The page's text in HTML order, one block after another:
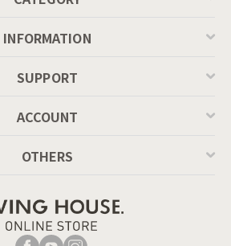
INFORMATION
SUPPORT
ACCOUNT
OTHERS